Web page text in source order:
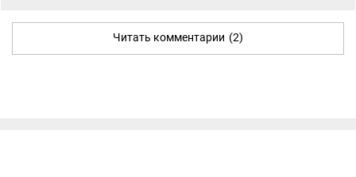
Читать комментарии (2)